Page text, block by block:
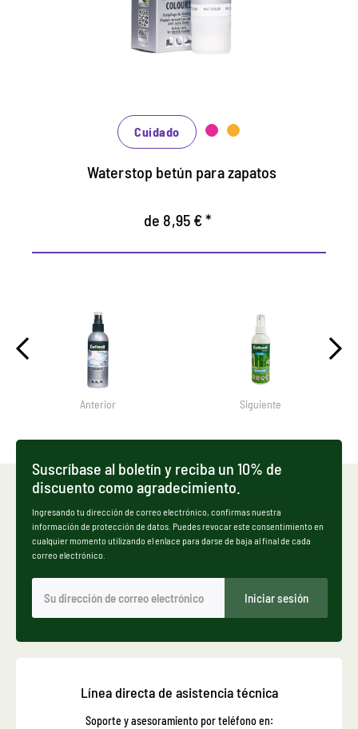
cuero y de alta tecnología con efecto de
impermeabilización.
Cuidado
Waterstop betún para zapatos
de 8,95 € *
Anterior Siguiente
Suscríbase al boletín y reciba un 10% de
discuento como agradecimiento.
Ingresando tu dirección de correo electrónico, confirmas nuestra
información de protección de datos. Puedes revocar este consentimiento en
cualquier momento utilizando el enlace para darse de baja al final de cada
correo electrónico.
Iniciar sesión
Línea directa de asistencia técnica
Soporte y asesoramiento por teléfono en: